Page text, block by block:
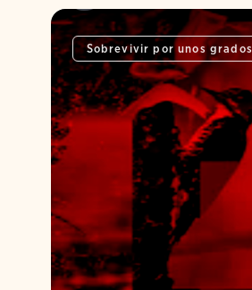
Sobrevivir por unos grados